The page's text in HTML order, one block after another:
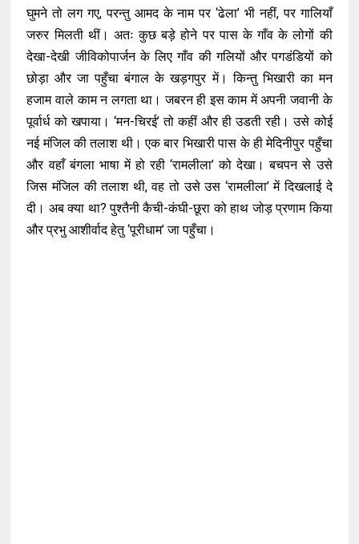
घुमने तो लग गए, परन्तु आमद के नाम पर ‘ढेला’ भी नहीं, पर गालियाँ
जरुर मिलती थीं। अतः कुछ बड़े होने पर पास के गाँव के लोगों की
देखा-देखी जीविकोपार्जन के लिए गाँव की गलियों और पगडंडियों को
छोड़ा और जा पहुँचा बंगाल के खड़गपुर में। किन्तु भिखारी का मन
हजाम वाले काम न लगता था। जबरन ही इस काम में अपनी जवानी के
पूर्वार्ध को खपाया। ‘मन-चिरई’ तो कहीं और ही उडती रही। उसे कोई
नई मंजिल की तलाश थी। एक बार भिखारी पास के ही मेदिनीपुर पहुँचा
और वहाँ बंगला भाषा में हो रही ‘रामलीला’ को देखा। बचपन से उसे
जिस मंजिल की तलाश थी, वह तो उसे उस ‘रामलीला’ में दिखलाई दे
दी। अब क्या था? पुश्तैनी कैची-कंघी-छूरा को हाथ जोड़ प्रणाम किया
और प्रभु आशीर्वाद हेतु ‘पूरीधाम’ जा पहुँचा।